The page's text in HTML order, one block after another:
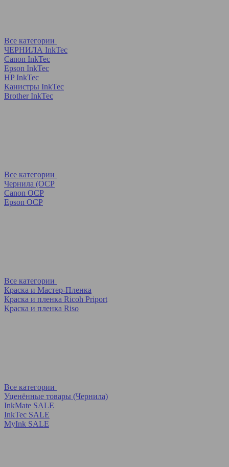
Все категории
ЧЕРНИЛА InkTec
Canon InkTec
Epson InkTec
HP InkTec
Канистры InkTec
Brother InkTec
Все категории
Чернила (OCP
Canon OCP
Epson OCP
Все категории
Краска и Мастер-Пленка
Краска и пленка Ricoh Priport
Краска и пленка Riso
Все категории
Уценённые товары (Чернила)
InkMate SALE
InkTec SALE
MyInk SALE